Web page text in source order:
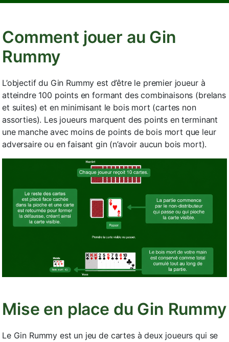
Comment jouer au Gin
Rummy
L’objectif du Gin Rummy est d’être le premier joueur à
atteindre 100 points en formant des combinaisons (brelans
et suites) et en minimisant le bois mort (cartes non
assorties). Les joueurs marquent des points en terminant
une manche avec moins de points de bois mort que leur
adversaire ou en faisant gin (n’avoir aucun bois mort).
Mise en place du Gin Rummy
Le Gin Rummy est un jeu de cartes à deux joueurs qui se